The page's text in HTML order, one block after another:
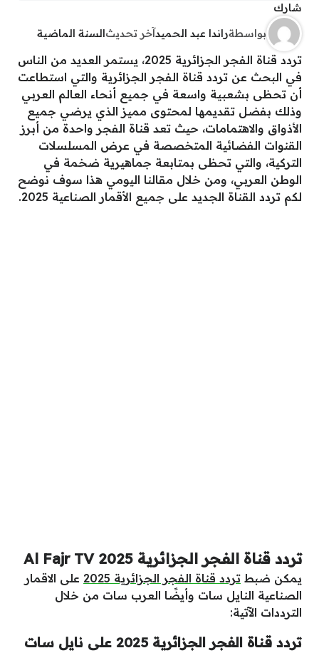
شارك
بواسطةراندا عبد الحميدآخر تحديثالسنة الماضية
تردد قناة الفجر الجزائرية 2025، يستمر العديد من الناس
في البحث عن تردد قناة الفجر الجزائرية والتي استطاعت
أن تحظى بشعبية واسعة في جميع أنحاء العالم العربي
وذلك بفضل تقديمها لمحتوى مميز الذي يرضي جميع
الأذواق والاهتمامات، حيث تعد قناة الفجر واحدة من أبرز
القنوات الفضائية المتخصصة في عرض المسلسلات
التركية، والتي تحظى بمتابعة جماهيرية ضخمة في
الوطن العربي، ومن خلال مقالنا اليومي هذا سوف نوضح
لكم تردد القناة الجديد على جميع الأقمار الصناعية 2025.
تردد قناة الفجر الجزائرية 2025 Al Fajr TV
يمكن ضبط تردد قناة الفجر الجزائرية 2025
على الاقمار
الصناعية النايل سات وأيضًا العرب سات من خلال
الترددات الآتية:
تردد قناة الفجر الجزائرية 2025 على نايل سات